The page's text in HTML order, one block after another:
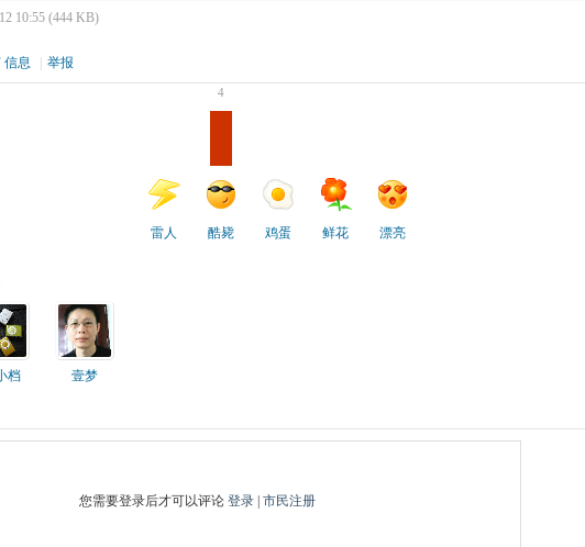
10:55 (444 KB)
信息 举报
雷人
4
酷毙 鸡蛋 鲜花 漂亮
档 壹梦
您需要登录后才可以评论 登录| 市民注册